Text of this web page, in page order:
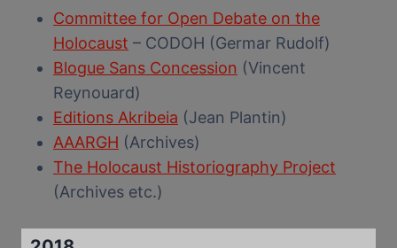
Committee for Open Debate on the
Holocaust – CODOH (Germar Rudolf)
Blogue Sans Concession (Vincent
Reynouard)
Editions Akribeia (Jean Plantin)
AAARGH (Archives)
The Holocaust Historiography Project
(Archives etc.)